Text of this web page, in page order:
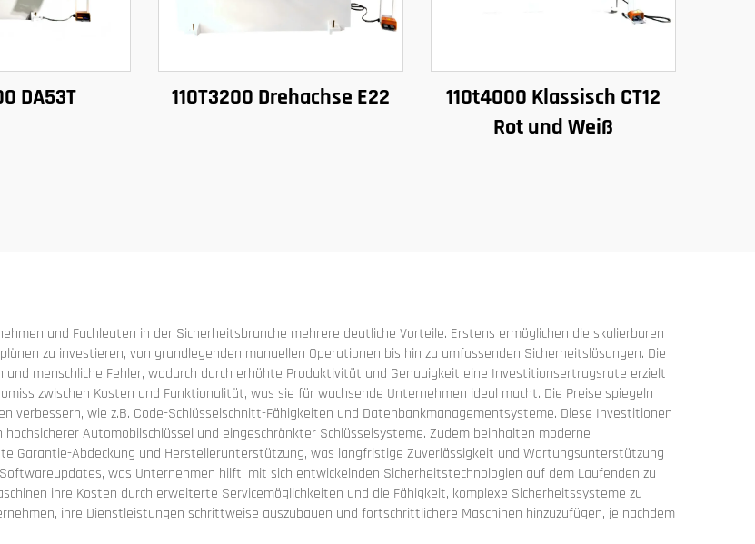
DA53T 110T3200 Drehachse E22
110t4000 Klassisch CT12
Rot und Weiß
und Fachleuten in der Sicherheitsbranche mehrere deutliche Vorteile. Erstens ermöglichen die skalierbaren
zu investieren, von grundlegenden manuellen Operationen bis hin zu umfassenden Sicherheitslösungen. Die
menschliche Fehler, wodurch durch erhöhte Produktivität und Genauigkeit eine Investitionsertragsrate erzielt
zwischen Kosten und Funktionalität, was sie für wachsende Unternehmen ideal macht. Die Preise spiegeln
verbessern, wie z.B. Code-Schlüsselschnitt-Fähigkeiten und Datenbankmanagementsysteme. Diese Investitionen
Automobilschlüssel und eingeschränkter Schlüsselsysteme. Zudem beinhalten moderne
Garantie-Abdeckung und Herstellerunterstützung, was langfristige Zuverlässigkeit und Wartungsunterstützung
was Unternehmen hilft, mit sich entwickelnden Sicherheitstechnologien auf dem Laufenden zu
ihre Kosten durch erweiterte Servicemöglichkeiten und die Fähigkeit, komplexe Sicherheitssysteme zu
ihre Dienstleistungen schrittweise auszubauen und fortschrittlichere Maschinen hinzuzufügen, je nachdem